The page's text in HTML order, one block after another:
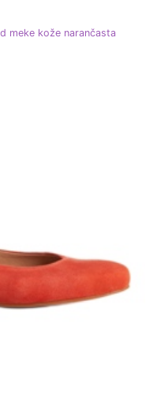
meke kože narančasta